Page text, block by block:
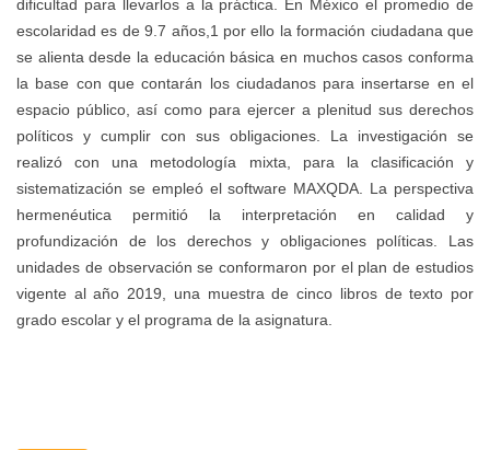
dificultad para llevarlos a la práctica. En México el promedio de
escolaridad es de 9.7 años,1 por ello la formación ciudadana que
se alienta desde la educación básica en muchos casos conforma
la base con que contarán los ciudadanos para insertarse en el
espacio público, así como para ejercer a plenitud sus derechos
políticos y cumplir con sus obligaciones. La investigación se
realizó con una metodología mixta, para la clasificación y
sistematización se empleó el software MAXQDA. La perspectiva
hermenéutica permitió la interpretación en calidad y
profundización de los derechos y obligaciones políticas. Las
unidades de observación se conformaron por el plan de estudios
vigente al año 2019, una muestra de cinco libros de texto por
grado escolar y el programa de la asignatura.